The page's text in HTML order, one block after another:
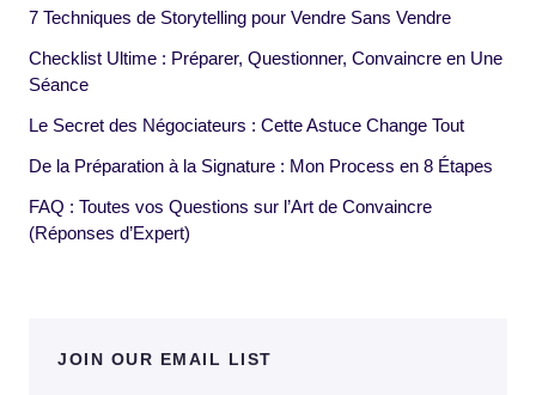
7 Techniques de Storytelling pour Vendre Sans Vendre
Checklist Ultime : Préparer, Questionner, Convaincre en Une
Séance
Le Secret des Négociateurs : Cette Astuce Change Tout
De la Préparation à la Signature : Mon Process en 8 Étapes
FAQ : Toutes vos Questions sur l’Art de Convaincre
(Réponses d’Expert)
JOIN OUR EMAIL LIST